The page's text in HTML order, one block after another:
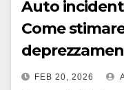
Auto
Come
FEB 20, 2026